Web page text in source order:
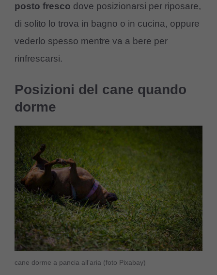
posto fresco dove posizionarsi per riposare,
di solito lo trova in bagno o in cucina, oppure
vederlo spesso mentre va a bere per
rinfrescarsi.
Posizioni del cane quando
dorme
cane dorme a pancia all’aria (foto Pixabay)